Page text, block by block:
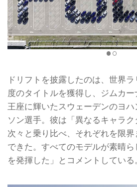
ドリフトを披露したのは、世界
度のタイトルを獲得し、ジムカ
王座に輝いたスウェーデンのヨ
ソン選手。彼は「異なるキャラ
次々と乗り比べ、それぞれを限
できた。すべてのモデルが素晴
を発揮した」とコメントしている